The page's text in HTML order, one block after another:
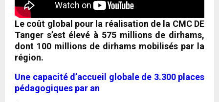
Le coût global pour la réalisation de la CMC DE
Tanger s’est élevé à 575 millions de dirhams,
dont 100 millions de dirhams mobilisés par la
région.
Une capacité d’accueil globale de 3.300 places
pédagogiques par an